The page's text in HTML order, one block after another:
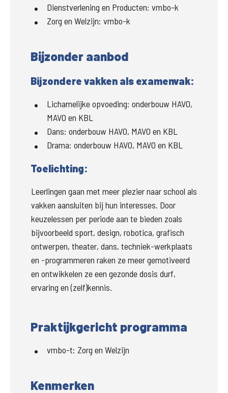
Dienstverlening en Producten: vmbo-k
Zorg en Welzijn: vmbo-k
Bijzonder aanbod
Bijzondere vakken als examenvak:
Lichamelijke opvoeding: onderbouw HAVO,
MAVO en KBL
Dans: onderbouw HAVO, MAVO en KBL
Drama: onderbouw HAVO, MAVO en KBL
Toelichting:
Leerlingen gaan met meer plezier naar school als
vakken aansluiten bij hun interesses. Door
keuzelessen per periode aan te bieden zoals
bijvoorbeeld sport, design, robotica, grafisch
ontwerpen, theater, dans, techniek-werkplaats
en -programmeren raken ze meer gemotiveerd
en ontwikkelen ze een gezonde dosis durf,
ervaring en (zelf)kennis.
Praktijkgericht programma
vmbo-t: Zorg en Welzijn
Kenmerken